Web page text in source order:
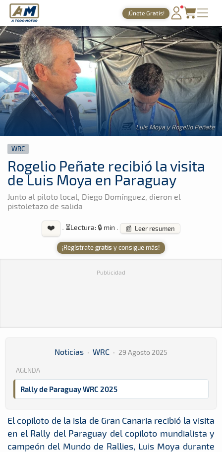
A Todo Motor · Revista del motor desde 1999
¡Únete Gratis!
PORTADA
TIEMPOS ONLINE
NOTICIAS
AGENDA
GALERÍAS
TIENDA
A Todo Motor » Noticias » WRC
Luis Moya y Rogelio Peñate
WRC
Rogelio Peñate recibió la visita
de Luis Moya en Paraguay
Junto al piloto local, Diego Domínguez, dieron el
pistoletazo de salida
❤️ · ⏳Lectura: 🔒 min · 📰 Leer resumen
¡Regístrategratis y consigue más!
Publicidad
Noticias · WRC · 29 Agosto 2025
AGENDA
Rally de Paraguay WRC 2025
El copiloto de la isla de Gran Canaria recibió la visita
en el Rally del Paraguay del copiloto mundialista y
campeón del Mundo de Rallies, Luis Moya durante